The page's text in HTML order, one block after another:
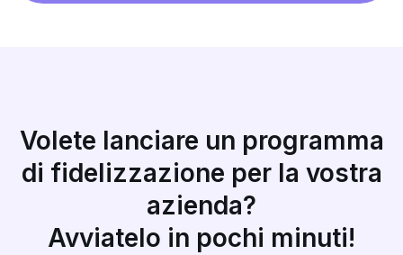
Volete lanciare un programma
di fidelizzazione per la vostra
azienda?
Avviatelo in pochi minuti!